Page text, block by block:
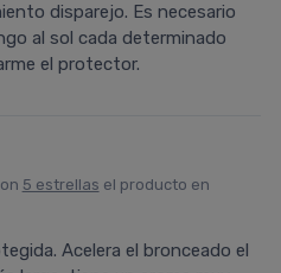
disparejo. Es necesario
al sol cada determinado
el protector.
5 estrellas el producto en
Acelera el bronceado el